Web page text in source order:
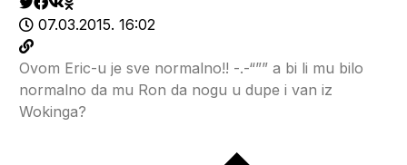
07.03.2015. 16:02
Ovom Eric-u je sve normalno!! -.-“”” a bi li mu bilo
normalno da mu Ron da nogu u dupe i van iz
Wokinga?